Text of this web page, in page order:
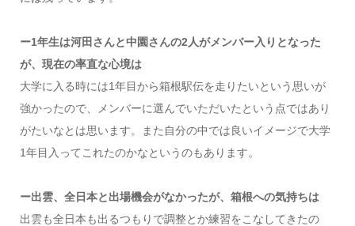
ー1年生は河田さんと中園さんの2人がメンバー入りとなった
が、現在の率直な心境は
大学に入る時には1年目から箱根駅伝を走りたいという思いが
強かったので、メンバーに選んでいただいたという点ではあり
がたいなとは思います。また自分の中では良いイメージで大学
1年目入ってこれたのかなというのもあります。
ー出雲、全日本と出場機会がなかったが、箱根への気持ちは
出雲も全日本も出るつもりで調整とか練習をこなしてきたの